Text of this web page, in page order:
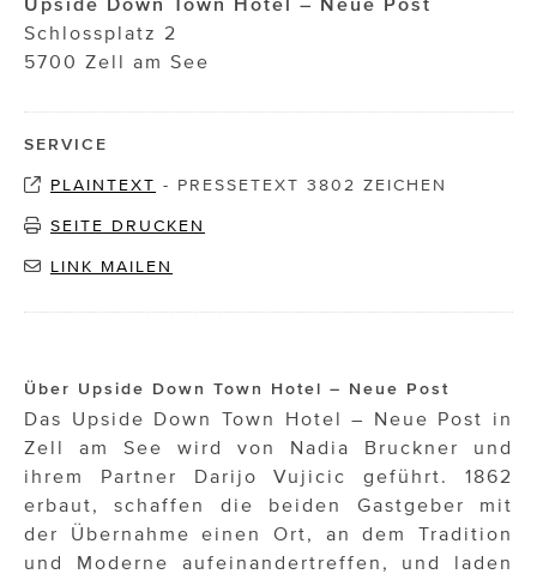
Schlossplatz 2
5700 Zell am See
SERVICE
PLAINTEXT - PRESSETEXT 3802 ZEICHEN
SEITE DRUCKEN
LINK MAILEN
Über Upside Down Town Hotel – Neue Post
Das Upside Down Town Hotel – Neue Post in
Zell am See wird von Nadia Bruckner und
ihrem Partner Darijo Vujicic geführt. 1862
erbaut, schaffen die beiden Gastgeber mit
der Übernahme einen Ort, an dem Tradition
und Moderne aufeinandertreffen, und laden